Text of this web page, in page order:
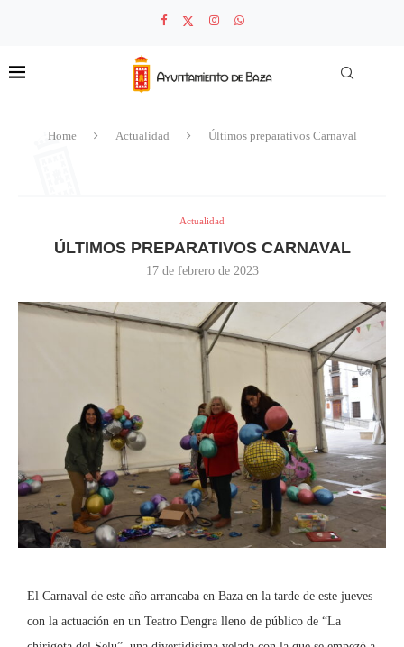
Home Actualidad Últimos preparativos Carnaval
Actualidad
ÚLTIMOS PREPARATIVOS CARNAVAL
17 de febrero de 2023
El Carnaval de este año arrancaba en Baza en la tarde de este jueves
con la actuación en un Teatro Dengra lleno de público de “La